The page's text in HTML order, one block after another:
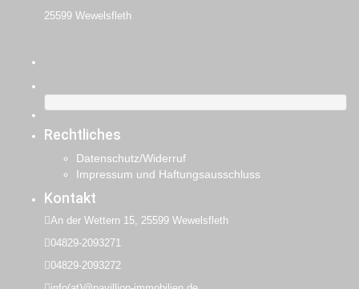
25599 Wewelsfleth
Rechtliches
Datenschutz/Widerruf
Impressum und Haftungsausschluss
Kontakt
An der Wettern 15, 25599 Wewelsfleth
04829-2093271
04829-2093272